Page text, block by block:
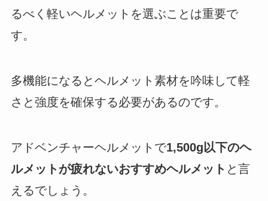
るべく軽いヘルメットを選ぶことは重要で
す。
多機能になるとヘルメット素材を吟味して軽
さと強度を確保する必要があるのです。
アドベンチャーヘルメットで1,500g以下のヘ
ルメットが疲れないおすすめヘルメット と言
えるでしょう。